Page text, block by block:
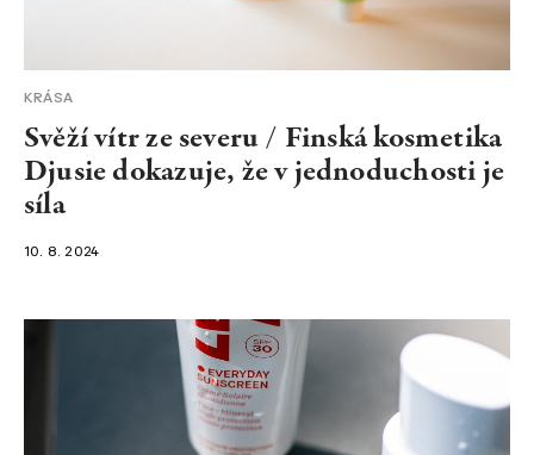
KRÁSA
Svěží vítr ze severu / Finská kosmetika
Djusie dokazuje, že v jednoduchosti je
síla
10. 8. 2024